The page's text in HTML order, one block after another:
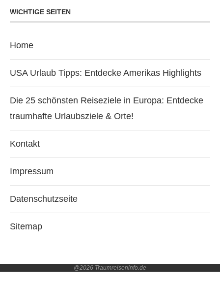
WICHTIGE SEITEN
Home
USA Urlaub Tipps: Entdecke Amerikas Highlights
Die 25 schönsten Reiseziele in Europa: Entdecke
traumhafte Urlaubsziele & Orte!
Kontakt
Impressum
Datenschutzseite
Sitemap
@2026 Traumreiseninfo.de